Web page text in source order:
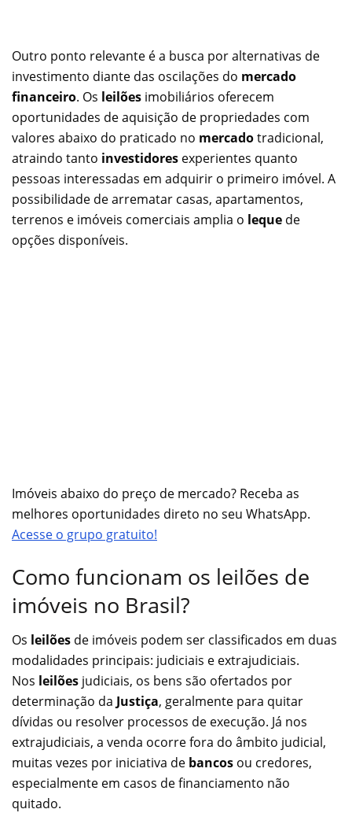
Outro ponto relevante é a busca por alternativas de
investimento diante das oscilações do mercado
financeiro. Os leilões imobiliários oferecem
oportunidades de aquisição de propriedades com
valores abaixo do praticado no mercadotradicional,
atraindo tanto investidores experientes quanto
pessoas interessadas em adquirir o primeiro imóvel. A
possibilidade de arrematar casas, apartamentos,
terrenos e imóveis comerciais amplia o leque de
opções disponíveis.
Imóveis abaixo do preço de mercado? Receba as
melhores oportunidades direto no seu WhatsApp.
Acesse o grupo gratuito!
Como funcionam os leilões de
imóveis no Brasil?
Os leilões de imóveis podem ser classificados em duas
modalidades principais: judiciais e extrajudiciais.
Nos leilões judiciais, os bens são ofertados por
determinação da Justiça, geralmente para quitar
dívidas ou resolver processos de execução. Já nos
extrajudiciais, a venda ocorre fora do âmbito judicial,
muitas vezes por iniciativa de bancos ou credores,
especialmente em casos de financiamento não
quitado.